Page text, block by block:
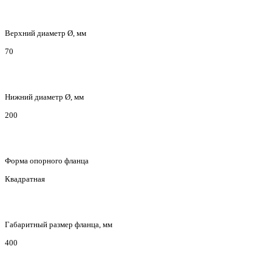
Верхний диаметр Ø, мм
70
Нижний диаметр Ø, мм
200
Форма опорного фланца
Квадратная
Габаритный размер фланца, мм
400